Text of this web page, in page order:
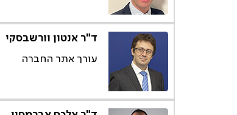
ד"ר אנטון וורשבסקי
עורך אתר החברה